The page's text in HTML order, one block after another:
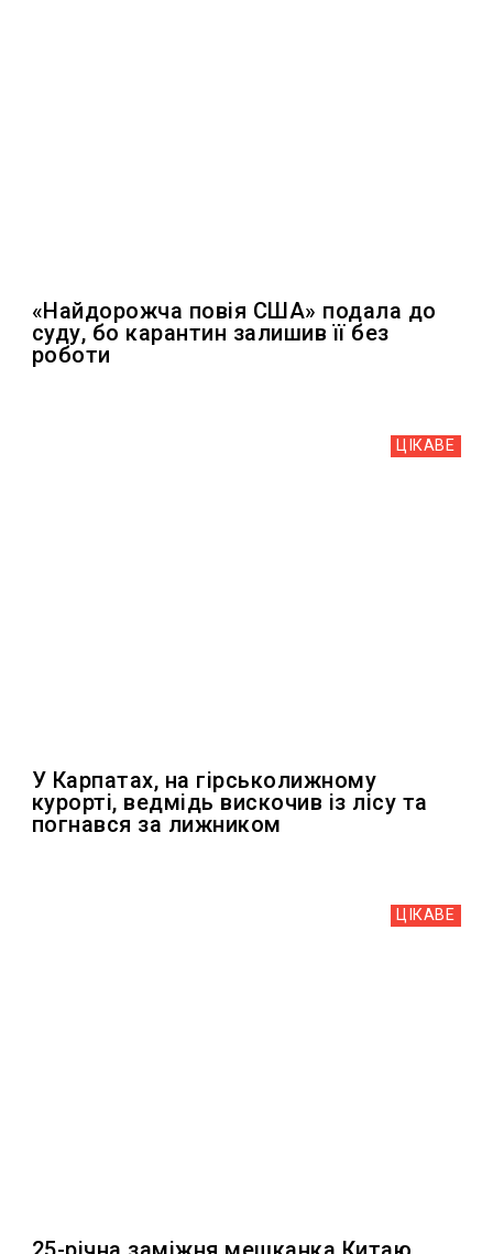
«Найдорожча повія США» подала до
суду, бо карантин залишив її без
роботи
ЦІКАВЕ
У Карпатах, на гірськолижному
курорті, ведмідь вискочив із лісу та
погнався за лижником
ЦІКАВЕ